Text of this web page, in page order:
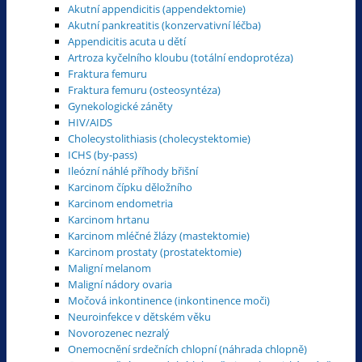
Akutní appendicitis (appendektomie)
Akutní pankreatitis (konzervativní léčba)
Appendicitis acuta u dětí
Artroza kyčelního kloubu (totální endoprotéza)
Fraktura femuru
Fraktura femuru (osteosyntéza)
Gynekologické záněty
HIV/AIDS
Cholecystolithiasis (cholecystektomie)
ICHS (by-pass)
Ileózní náhlé příhody břišní
Karcinom čípku děložního
Karcinom endometria
Karcinom hrtanu
Karcinom mléčné žlázy (mastektomie)
Karcinom prostaty (prostatektomie)
Maligní melanom
Maligní nádory ovaria
Močová inkontinence (inkontinence moči)
Neuroinfekce v dětském věku
Novorozenec nezralý
Onemocnění srdečních chlopní (náhrada chlopně)